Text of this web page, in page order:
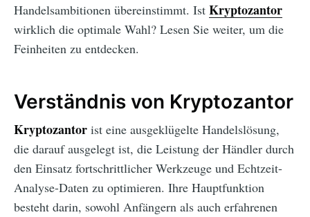
Handelsambitionen übereinstimmt. Ist Kryptozantor
wirklich die optimale Wahl? Lesen Sie weiter, um die
Feinheiten zu entdecken.
Verständnis von Kryptozantor
Kryptozantor ist eine ausgeklügelte Handelslösung,
die darauf ausgelegt ist, die Leistung der Händler durch
den Einsatz fortschrittlicher Werkzeuge und Echtzeit-
Analyse-Daten zu optimieren. Ihre Hauptfunktion
besteht darin, sowohl Anfängern als auch erfahrenen